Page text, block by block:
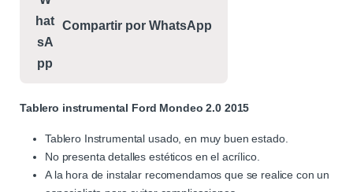
Compartir por WhatsApp
Tablero instrumental Ford Mondeo 2.0 2015
Tablero Instrumental usado, en muy buen estado.
No presenta detalles estéticos en el acrílico.
A la hora de instalar recomendamos que se realice con un